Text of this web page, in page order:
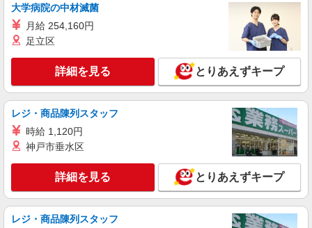
アルバイト パート
ケーズデンキ 北見店
時給1,125円〜時給1,175円 （勤務曜日・時間
帯による加給制度：平日・土曜の17時以降、また
は日曜・祝日の終日は勤務1時間につき50円加給）
※加給制度は学生スタッフ対象外です
北海道北見市高栄東町1-1-1
キープ 詳細を見る
大学病院の中材滅菌
月給 254,160円
足立区
詳細を見る とりあえずキープ
レジ・商品陳列スタッフ
時給 1,120円
神戸市垂水区
詳細を見る とりあえずキープ
レジ・商品陳列スタッフ